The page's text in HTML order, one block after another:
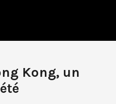
Kong, un